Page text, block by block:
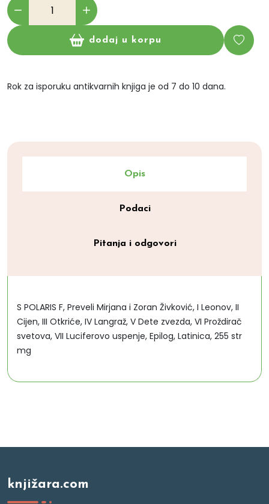
dodaj u korpu
Rok za isporuku antikvarnih knjiga je od 7 do 10 dana.
Opis
Podaci
Pitanja i odgovori
S POLARIS F, Preveli Mirjana i Zoran Živković, I Leonov, II
Cijen, III Otkriće, IV Langraž, V Dete zvezda, VI Proždirač
svetova, VII Luciferovo uspenje, Epilog, Latinica, 255 str
mg
knjižara.com